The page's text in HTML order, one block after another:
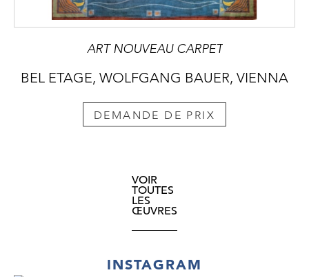
ART NOUVEAU CARPET
BEL ETAGE, WOLFGANG BAUER, VIENNA
DEMANDE DE PRIX
VOIR
TOUTES
LES
ŒUVRES
INSTAGRAM